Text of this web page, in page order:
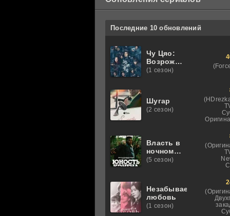
Последние 10 обновлений
Чу Цяо:
Возрождение
из
(1 сезон)
Шугар
(2 сезон)
Власть в
ночном
городе.
Кэнена
(5 сезон)
Незабываемая
любовь
(1 сезон)